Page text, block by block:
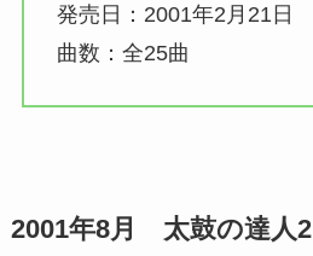
発売日：2001年2月21日
曲数：全25曲
2001年8月 太鼓の達人2